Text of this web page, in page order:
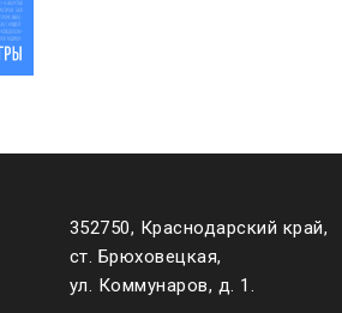
352750, Краснодарский край,
ст. Брюховецкая,
ул. Коммунаров, д. 1.